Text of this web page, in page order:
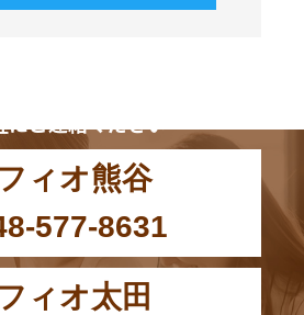
にご連絡ください
ィオ熊谷
577-8631
ィオ太田